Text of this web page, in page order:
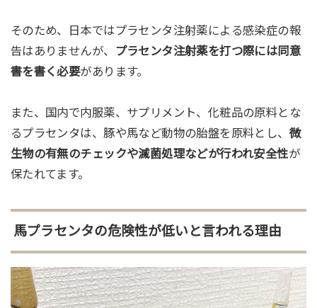
そのため、日本ではプラセンタ注射薬による感染症の報
告はありませんが、 プラセンタ注射薬を打つ際には同意
書を書く必要があります。
また、国内で内服薬、サプリメント、化粧品の原料とな
るプラセンタは、豚や馬など動物の胎盤を原料とし、 微
生物の有無のチェックや滅菌処理などが行われ安全性が
保たれてます。
馬プラセンタの危険性が低いと言われる理由